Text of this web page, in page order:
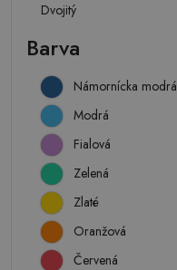
Dvojitý
Barva
Námornícka modrá
Modrá
Fialová
Zelená
Zlaté
Oranžová
Červená